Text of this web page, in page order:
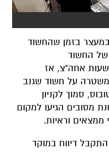
החשוד
בתאריך 25/8/25 בשעות אחה"צ, אז
סמוך לקניון
מסובים הגיעו למקום
וראיות.
כך, בתאריך 31/8/25 התקבל דיווח במוקד
מחנות בקניון
תחנת מסובים
כאשר הסתפר במספרה